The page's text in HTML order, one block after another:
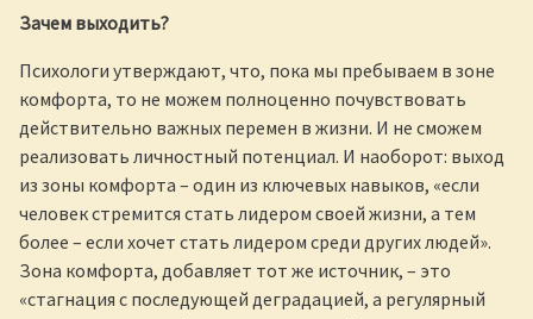
Зачем выходить?
Психологи утверждают, что, пока мы пребываем в зоне
комфорта, то не можем полноценно почувствовать
действительно важных перемен в жизни. И не сможем
реализовать личностный потенциал. И наоборот: выход
из зоны комфорта – один из ключевых навыков, «если
человек стремится стать лидером своей жизни, а тем
более – если хочет стать лидером среди других людей».
Зона комфорта, добавляет тот же источник, – это
«стагнация с последующей деградацией, а регулярный